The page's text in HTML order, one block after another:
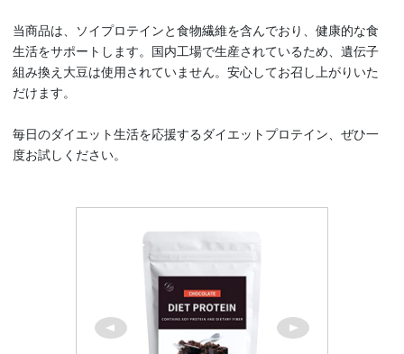
当商品は、ソイプロテインと食物繊維を含んでおり、健康的な食
生活をサポートします。国内工場で生産されているため、遺伝子
組み換え大豆は使用されていません。安心してお召し上がりいた
だけます。
毎日のダイエット生活を応援するダイエットプロテイン、ぜひ一
度お試しください。